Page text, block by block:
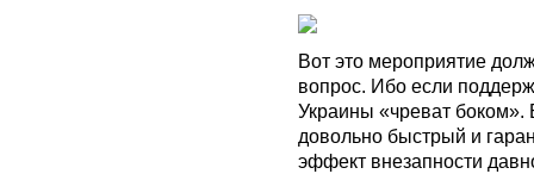
Вот это мероприятие
вопрос. Ибо если
Украины «чреват боком».
довольно быстрый и
эффект внезапности